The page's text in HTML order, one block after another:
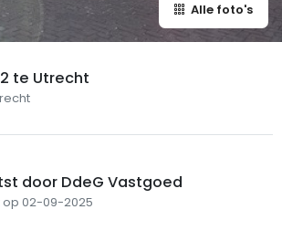
Alle foto's
te Utrecht
door DdeG Vastgoed
op 02-09-2025